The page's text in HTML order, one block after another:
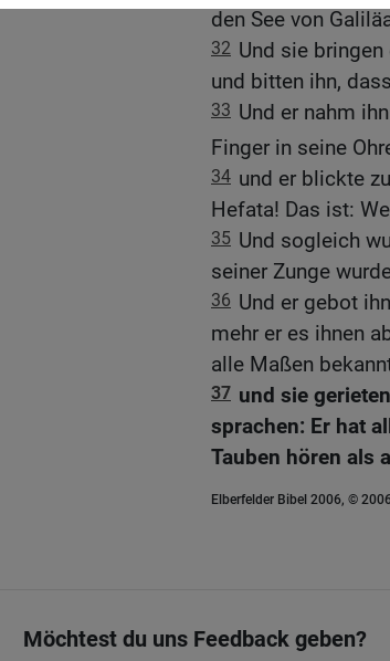
den See von
32 Und sie
und bitten ihn,
33 Und er nahm
Finger in seine
34 und er blickte
Hefata! Das ist:
35 Und sogleich
seiner Zunge
36 Und er gebot
mehr er es ihnen
alle Maßen
37 und sie
sprachen: Er hat
Tauben hören als
Elberfelder Bibel 2006, ©
Möchtest du uns Feedback geben?